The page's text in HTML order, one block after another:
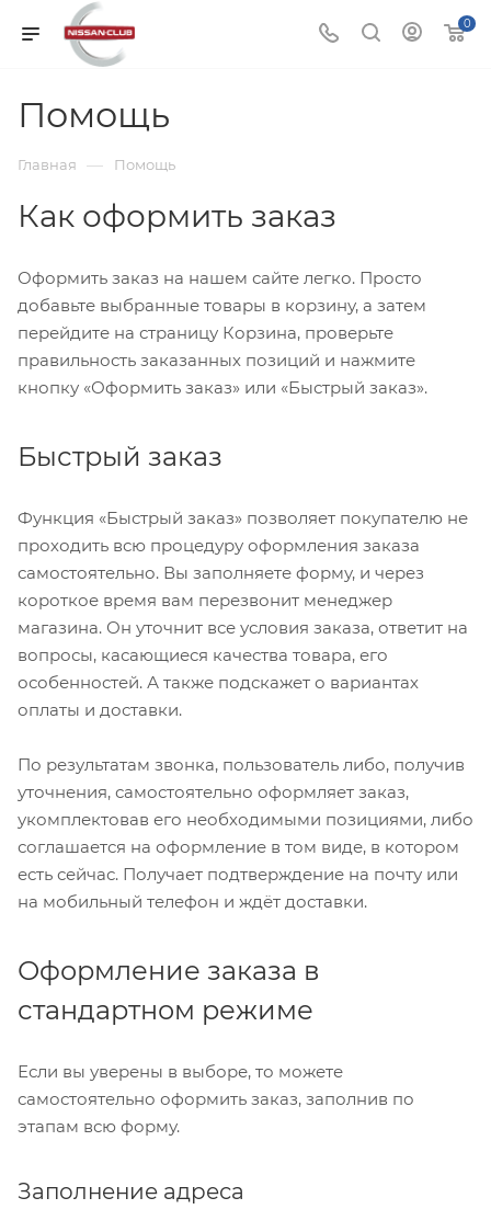
0
Помощь
Главная — Помощь
Как оформить заказ
Оформить заказ на нашем сайте легко. Просто
добавьте выбранные товары в корзину, а затем
перейдите на страницу Корзина, проверьте
правильность заказанных позиций и нажмите
кнопку «Оформить заказ» или «Быстрый заказ».
Быстрый заказ
Функция «Быстрый заказ» позволяет покупателю не
проходить всю процедуру оформления заказа
самостоятельно. Вы заполняете форму, и через
короткое время вам перезвонит менеджер
магазина. Он уточнит все условия заказа, ответит на
вопросы, касающиеся качества товара, его
особенностей. А также подскажет о вариантах
оплаты и доставки.
По результатам звонка, пользователь либо, получив
уточнения, самостоятельно оформляет заказ,
укомплектовав его необходимыми позициями, либо
соглашается на оформление в том виде, в котором
есть сейчас. Получает подтверждение на почту или
на мобильный телефон и ждёт доставки.
Оформление заказа в
стандартном режиме
Если вы уверены в выборе, то можете
самостоятельно оформить заказ, заполнив по
этапам всю форму.
Заполнение адреса